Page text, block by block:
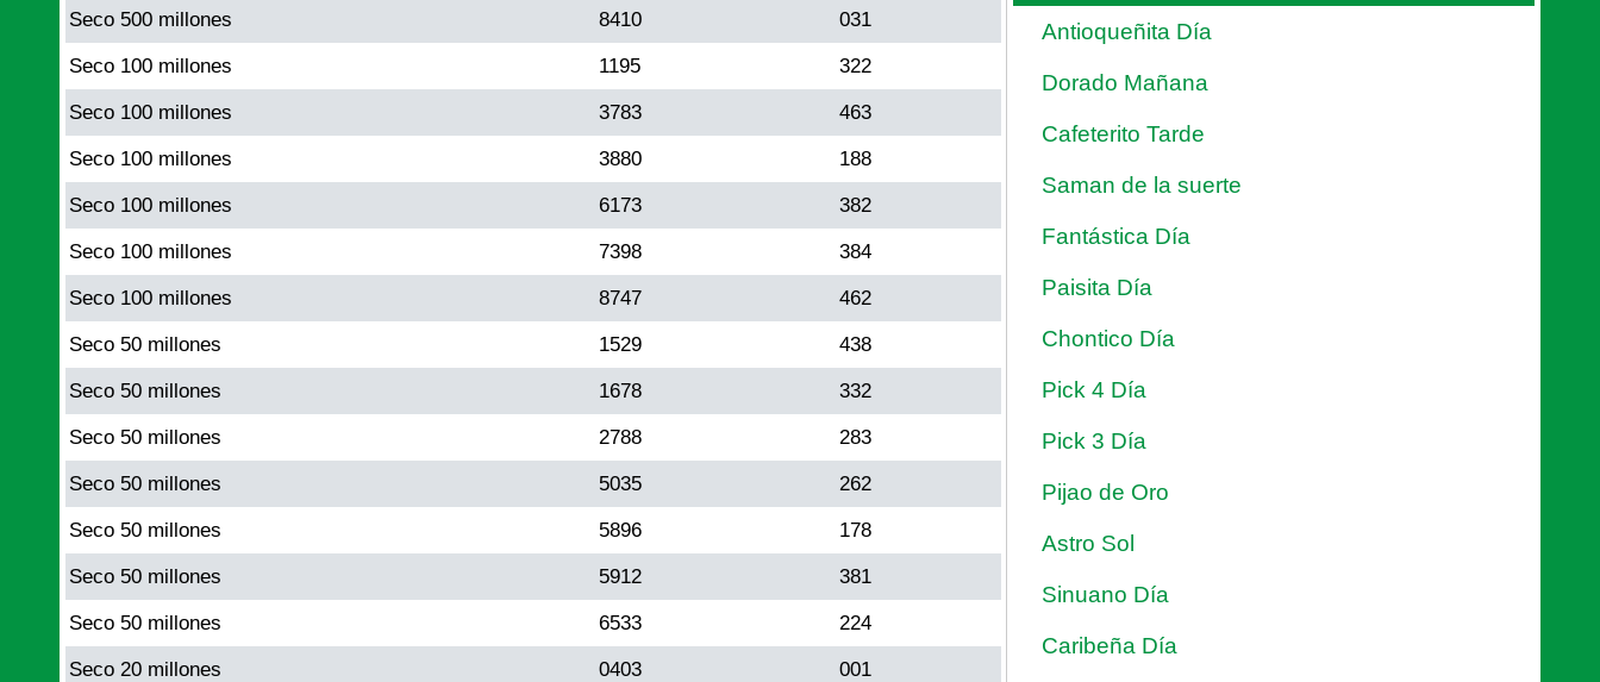
Seco 500 millones 8410 031
Seco 100 millones 1195 322
Seco 100 millones 3783 463
Seco 100 millones 3880 188
Seco 100 millones 6173 382
Seco 100 millones 7398 384
Seco 100 millones 8747 462
Seco 50 millones 1529 438
Seco 50 millones 1678 332
Seco 50 millones 2788 283
Seco 50 millones 5035 262
Seco 50 millones 5896 178
Seco 50 millones 5912 381
Seco 50 millones 6533 224
Seco 20 millones 0403 001
Antioqueñita Día
Dorado Mañana
Cafeterito Tarde
Saman de la suerte
Fantástica Día
Paisita Día
Chontico Día
Pick 4 Día
Pick 3 Día
Pijao de Oro
Astro Sol
Sinuano Día
Caribeña Día